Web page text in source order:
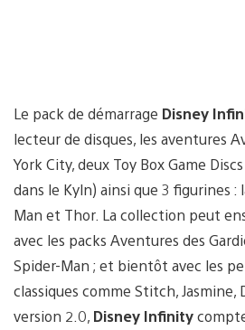
Le pack de démarrage Disney
lecteur de disques, les aventures
York City, deux Toy Box Game
dans le Kyln) ainsi que 3 figurines :
Man et Thor. La collection peut
avec les packs Aventures des
Spider-Man ; et bientôt avec les
classiques comme Stitch, Jasmine,
version 2.0, Disney Infinity